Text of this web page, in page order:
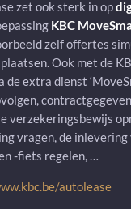
zet ook sterk in op
KBC
zelf offertes
Ook met de
de extra dienst
verzekeringsbewijs
vragen, de inlevering
-fiets regelen, …
autolease